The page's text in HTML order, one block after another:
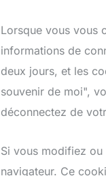
Lorsque vous vous
informations de
deux jours, et les
souvenir de moi",
déconnectez de
Si vous modifiez
navigateur. Ce